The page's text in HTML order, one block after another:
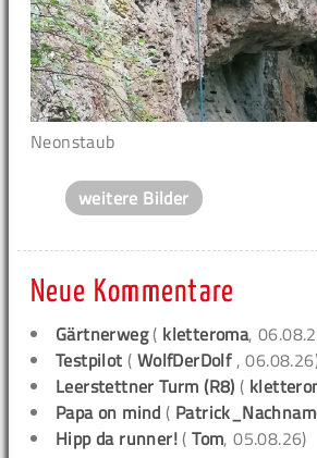
Neonstaub
weitere Bilder
Neue Kommentare
Gärtnerweg( kletteroma,
Testpilot ( WolfDerDolf ,
Leerstettner Turm (R8) (
Papa on mind (
Hipp da runner! (Tom, 05.08.26)